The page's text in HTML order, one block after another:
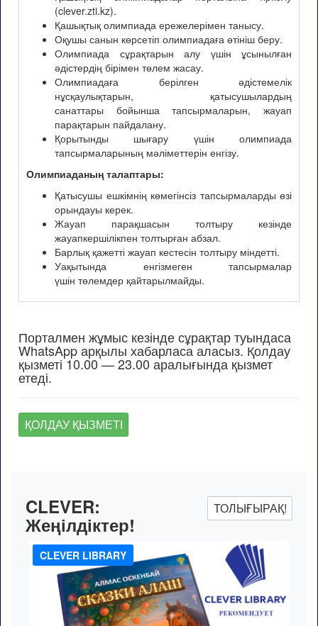
(clever.zti.kz).
Қашықтық олимпиада ережелерімен танысу.
Оқушы санын көрсетіп олимпиадаға өтініш беру.
Олимпиада сұрақтарын алу үшін ұсынылған
әдістердің бірімен төлем жасау.
Олимпиадаға берілген әдістемелік
нұсқаулықтарын, қатысушылардың
санаттары бойынша тапсырмаларын, жауап
парақтарын пайдалану.
Қорытынды шығару үшін олимпиада
тапсырмаларының мәліметтерін енгізу.
Олимпиаданың талаптары:
Қатысушы ешкімнің көмегінсіз тапсырмаларды өзі
орындауы керек.
Жауап парақшасын толтыру кезінде
жауапкершілікпен толтырған абзал.
Барлық қажетті жауап кестесін толтыру міндетті.
Уақытында енгізмеген тапсырмалар
үшін төлемдер қайтарылмайды.
Порталмен жұмыс кезінде сұрақтар туындаса
WhatsApp арқылы хабарласа аласыз. Қолдау
қызметі 10.00 — 23.00 аралығында қызмет
етеді.
ҚОЛДАУ ҚЫЗМЕТІ
CLEVER:
Жеңілдіктер!
ТОЛЫҒЫРАҚ!
CLEVER LIBRARY